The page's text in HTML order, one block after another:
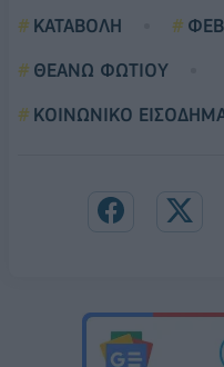
ΚΑΤΑΒΟΛΗ
ΘΕΑΝΩ ΦΩΤΙΟΥ
ΚΟΙΝΩΝΙΚΟ